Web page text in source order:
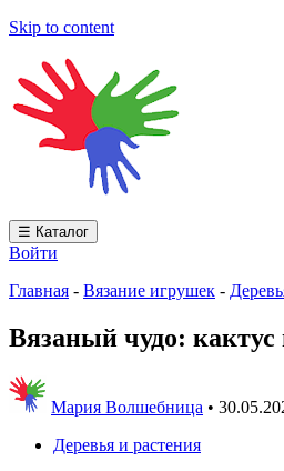
Skip to content
☰ Каталог
Войти
Главная - Вязание игрушек -
Вязаный чудо: кактус
Мария Волшебница •
Деревья и растения